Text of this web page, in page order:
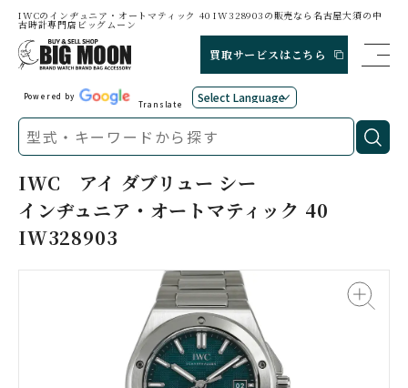
IWCのインヂュニア・オートマティック 40 IW328903の販売なら名古屋大須の中
古時計専門店ビッグムーン
買取サービスはこちら
Powered by
Translate
IWC アイ ダブリュー シー
インヂュニア・オートマティック 40
IW328903